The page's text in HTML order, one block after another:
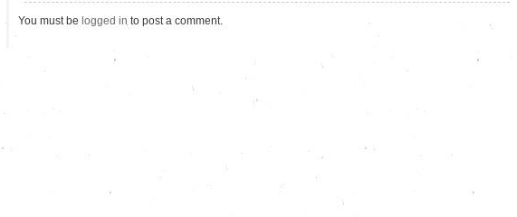
You must be logged in to post a comment.